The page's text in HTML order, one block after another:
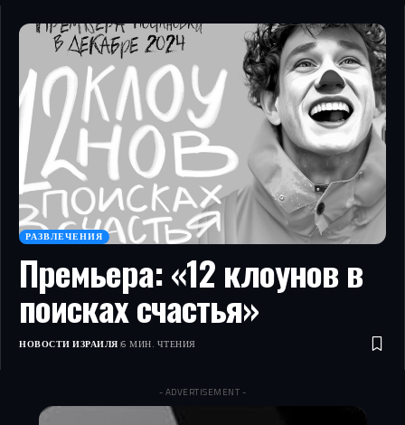
РАЗВЛЕЧЕНИЯ
Премьера: «12 клоунов в
поисках счастья»
НОВОСТИ ИЗРАИЛЯ 6 МИН. ЧТЕНИЯ
- ADVERTISEMENT -